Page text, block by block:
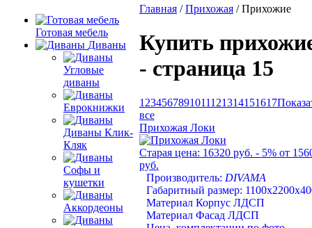
Готовая мебель
Диваны
Угловые
диваны
Еврокнижки
Диваны Клик-
Кляк
Софы и
кушетки
Аккордеоны
Главная /Прихожая / Прихожие
Купить
- страница 15
1 234567891011121314151617
все
Прихожая Локи
Старая цена: 16320 руб. - 5% от
руб.
Производитель: DIVAMA
Габаритный размер:
Материал Корпус ЛДСП
Материал Фасад ЛДСП